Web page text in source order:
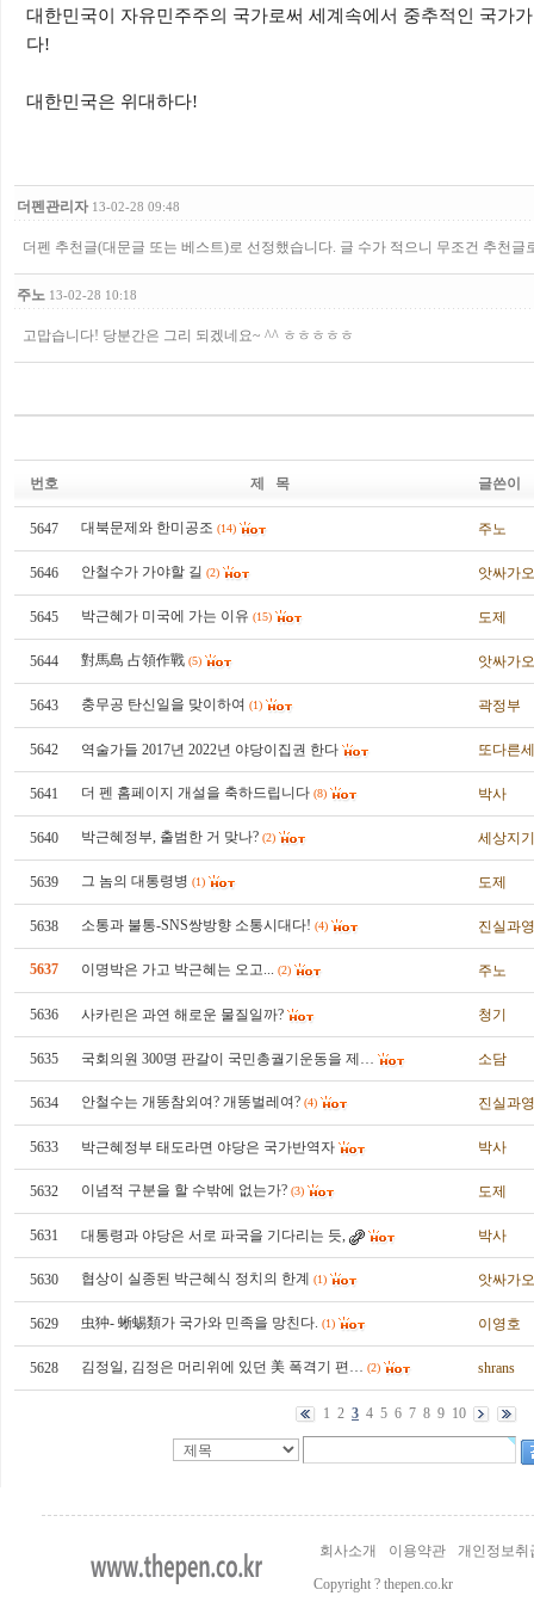
대한민국이 자유민주주의 국가로써 세계속에서 중추적인 국가
다!
대한민국은 위대하다!
더펜관리자 13-02-28 09:48
더펜 추천글(대문글 또는 베스트)로 선정했습니다. 글 수가 적으니 무조건 추천글
주노 13-02-28 10:18
고맙습니다! 당분간은 그리 되겠네요~ ^^ ㅎㅎㅎㅎㅎ
번호 제 목 글쓴이
5647 대북문제와 한미공조 (14) 주노
5646 안철수가 가야할 길 (2) 앗싸가
5645 박근혜가 미국에 가는 이유 (15) 도제
5644 對馬島 占領作戰 (5) 앗싸가
5643 충무공 탄신일을 맞이하여 (1) 곽정부
5642 역술가들 2017년 2022년 야당이집권 한다 또다른
5641 더 펜 홈페이지 개설을 축하드립니다 (8) 박사
5640 박근혜정부, 출범한 거 맞나? (2) 세상지기
5639 그 놈의 대통령병 (1) 도제
5638 소통과 불통-SNS쌍방향 소통시대다! (4) 진실과
5637 이명박은 가고 박근혜는 오고... (2) 주노
5636 사카린은 과연 해로운 물질일까? 청기
5635 국회의원 300명 판갈이 국민총궐기운동을 제… 소담
5634 안철수는 개똥참외여? 개똥벌레여? (4) 진실과
5633 박근혜정부 태도라면 야당은 국가반역자 박사
5632 이념적 구분을 할 수밖에 없는가? (3) 도제
5631 대통령과 야당은 서로 파국을 기다리는 듯, 박사
5630 협상이 실종된 박근혜식 정치의 한계 (1) 앗싸가
5629 虫狆- 蜥蜴類가 국가와 민족을 망친다. (1) 이영호
5628 김정일, 김정은 머리위에 있던 美 폭격기 편… (2) shrans
1 2 3 4 5 6 7 8 9 10
회사소개 이용약관
개인정보취
Copyright ? thepen.co.kr